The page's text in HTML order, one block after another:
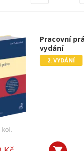
Pracovní
vydání
2. VYDÁNÍ
kol.